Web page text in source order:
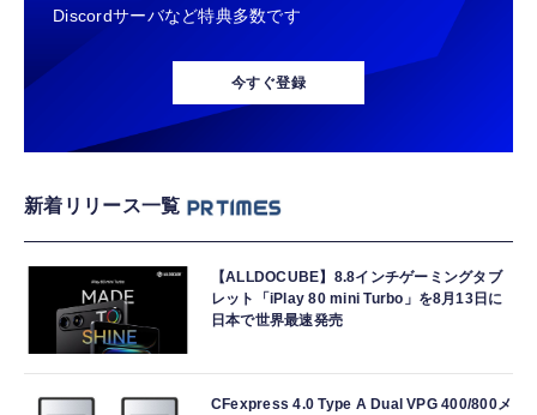
Discordサーバなど特典多数です
今すぐ登録
新着リリース一覧
【ALLDOCUBE】8.8インチゲーミングタブ
レット「iPlay 80 mini Turbo」を8月13日に
日本で世界最速発売
CFexpress 4.0 Type A Dual VPG 400/800メ